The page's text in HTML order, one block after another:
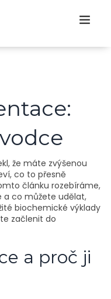
že máte zvýšenou
co to přesně
článku rozebíráme,
a co můžete udělat,
biochemické výklady
začlenit do
a proč ji